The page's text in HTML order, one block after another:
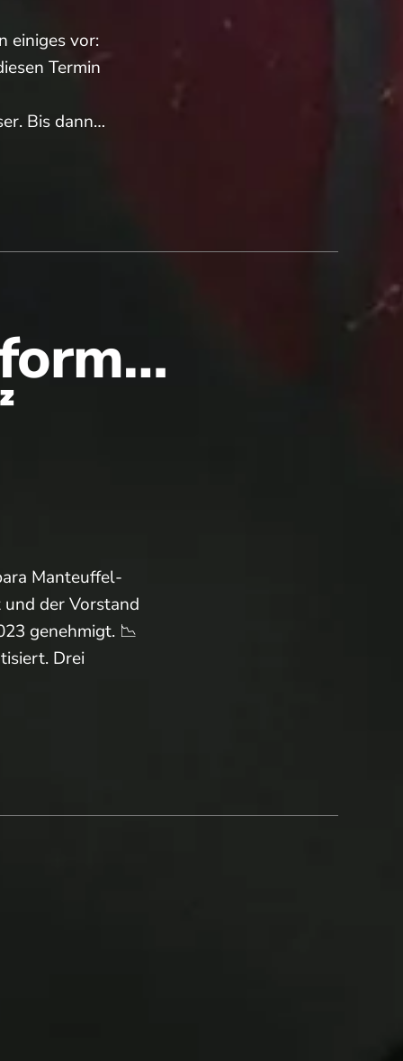
einiges vor:
Termin
Bis dann…
Manteuffel-
und der Vorstand
genehmigt. 📉
Drei